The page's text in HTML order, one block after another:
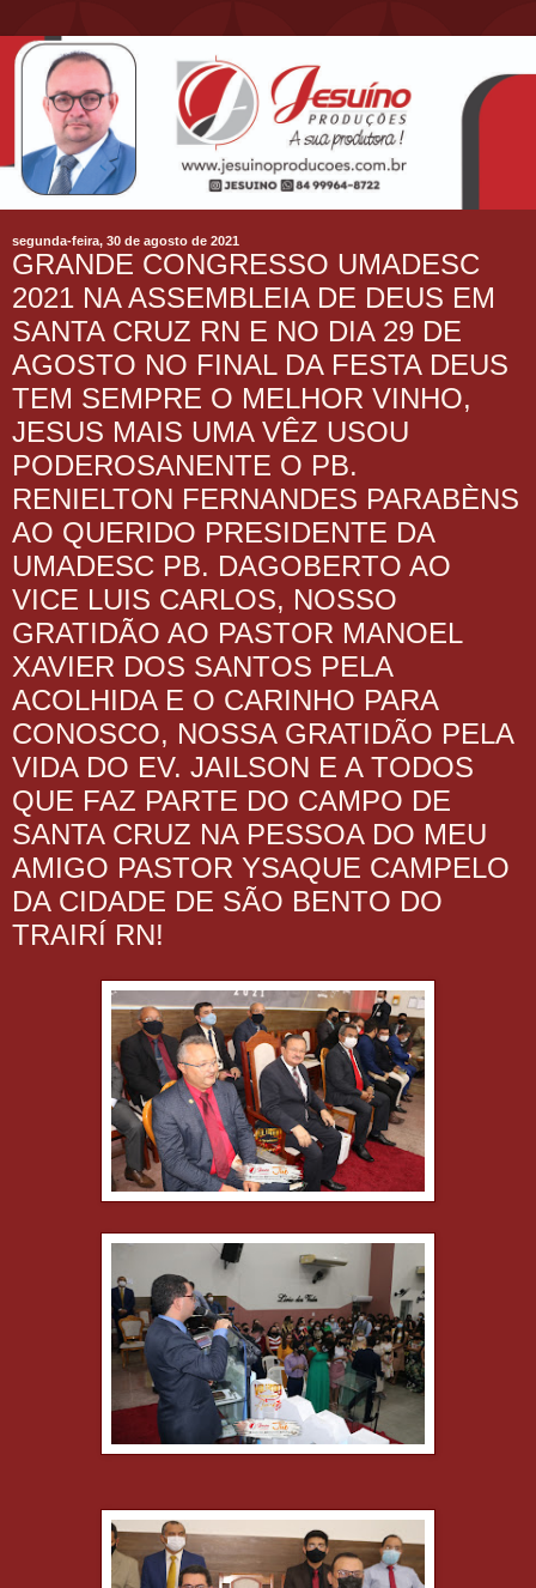
segunda-feira, 30 de agosto de 2021
GRANDE CONGRESSO UMADESC
2021 NA ASSEMBLEIA DE DEUS EM
SANTA CRUZ RN E NO DIA 29 DE
AGOSTO NO FINAL DA FESTA DEUS
TEM SEMPRE O MELHOR VINHO,
JESUS MAIS UMA VÊZ USOU
PODEROSANENTE O PB.
RENIELTON FERNANDES PARABÈNS
AO QUERIDO PRESIDENTE DA
UMADESC PB. DAGOBERTO AO
VICE LUIS CARLOS, NOSSO
GRATIDÃO AO PASTOR MANOEL
XAVIER DOS SANTOS PELA
ACOLHIDA E O CARINHO PARA
CONOSCO, NOSSA GRATIDÃO PELA
VIDA DO EV. JAILSON E A TODOS
QUE FAZ PARTE DO CAMPO DE
SANTA CRUZ NA PESSOA DO MEU
AMIGO PASTOR YSAQUE CAMPELO
DA CIDADE DE SÃO BENTO DO
TRAIRÍ RN!